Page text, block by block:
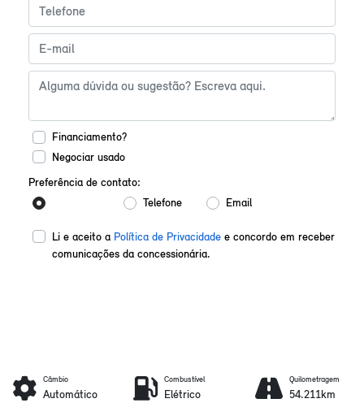
Financiamento?
Negociar usado
Preferência de contato:
Telefone Email
Li e aceito a Política de Privacidadee concordo em receber
comunicações da concessionária.
Câmbio
Automático
Combustível
Elétrico
Quilometragem
54.211km